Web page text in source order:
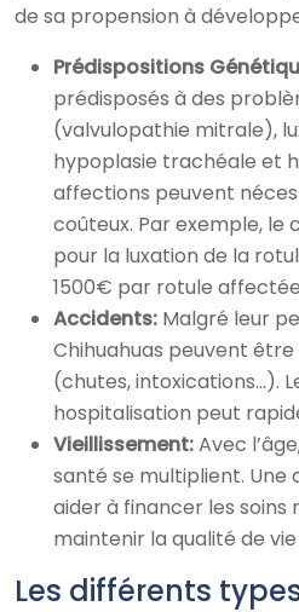
de sa propension à
Prédispositions
prédisposés à des
(valvulopathie mitrale),
hypoplasie trachéale et
affections peuvent
coûteux. Par exemple, le
pour la luxation de la
1500€ par rotule
Accidents: Malgré leur
Chihuahuas peuvent
(chutes, intoxications…).
hospitalisation peut
Vieillissement:Avec
santé se multiplient. Une
aider à financer les soins
maintenir la qualité de
Les différents